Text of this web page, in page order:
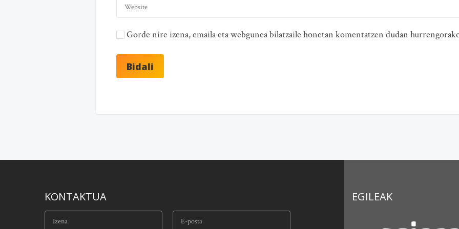
Gorde nire izena, emaila eta webgunea bilatzaile honetan komentatzen dudan
KONTAKTUA EGILEAK